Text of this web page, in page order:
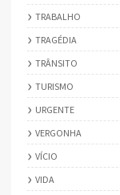
TRABALHO
TRAGÉDIA
TRÂNSITO
TURISMO
URGENTE
VERGONHA
VÍCIO
VIDA